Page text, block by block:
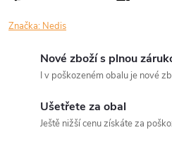
Značka: Nedis
Nové zboží s plnou
I v poškozeném obalu je nové
Ušetřete za obal
Ještě nižší cenu získáte za